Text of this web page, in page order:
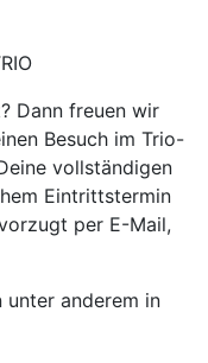
Dann freuen wir
Besuch im Trio-
vollständigen
Eintrittstermin
per E-Mail,
anderem in